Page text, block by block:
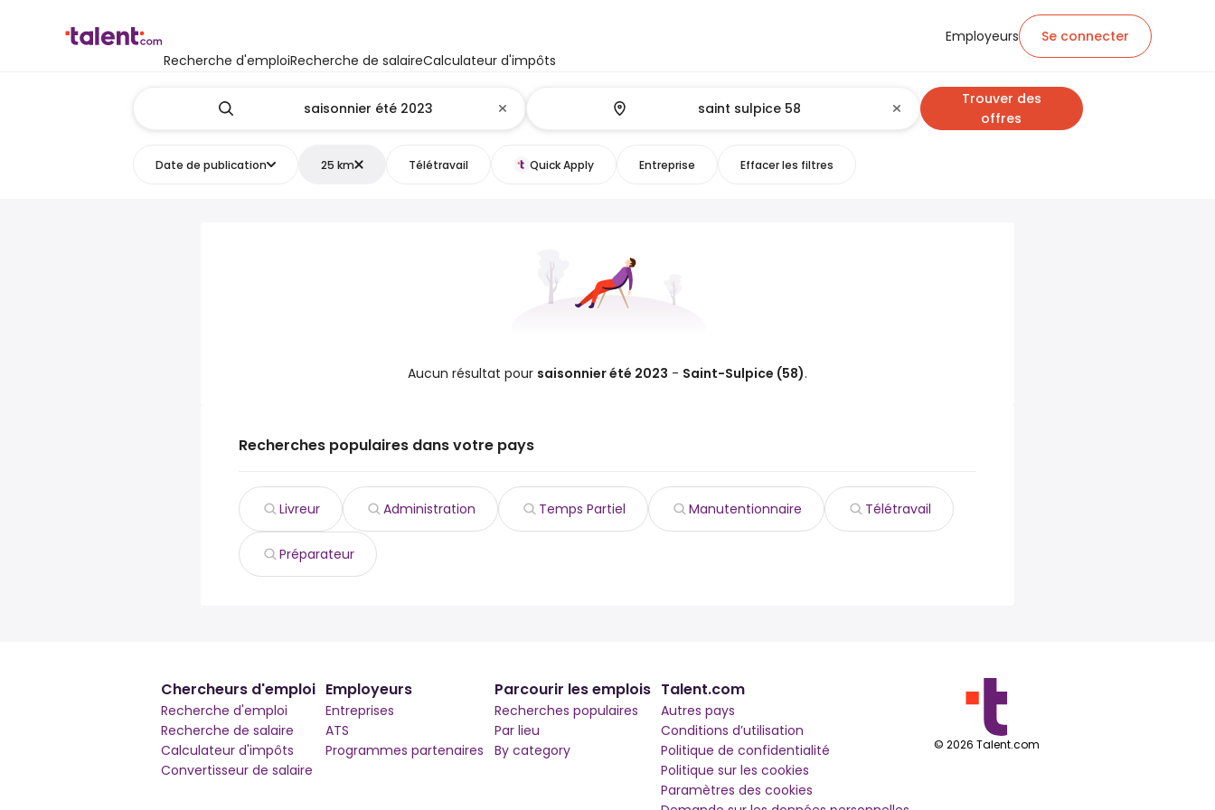
Recherche d'emploiRecherche de salaireCalculateur d'impôts
Employeurs Se connecter
Trouver des
offres
Date de publication 25 km Télétravail Quick Apply Entreprise Effacer les filtres
Aucun résultat pour saisonnier été 2023 - Saint-Sulpice (58).
Recherches populaires dans votre pays
Livreur Administration Temps Partiel Manutentionnaire Télétravail
Préparateur
Chercheurs d'emploi
Recherche d'emploi
Recherche de salaire
Calculateur d'impôts
Convertisseur de salaire
Employeurs
Entreprises
ATS
Programmes partenaires
Parcourir les emplois
Recherches populaires
Par lieu
By category
Talent.com
Autres pays
Conditions d’utilisation
Politique de confidentialité
Politique sur les cookies
Paramètres des cookies
© 2026 Talent.com